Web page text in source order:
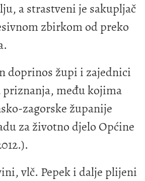
a strastveni je sakupljač
zbirkom od preko
doprinos župi i zajednici
priznanja, među kojima
zagorske županije
za životno djelo Općine
vlč. Pepek i dalje plijeni